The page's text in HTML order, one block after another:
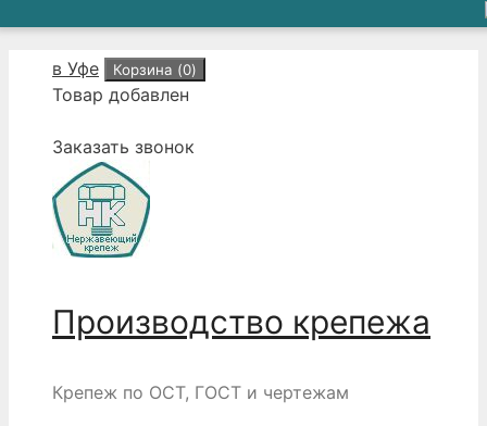
Перейти
в Уфе Корзина (0)
Товар добавлен
Заказать звонок
Производство крепежа
Крепеж по ОСТ, ГОСТ и чертежам